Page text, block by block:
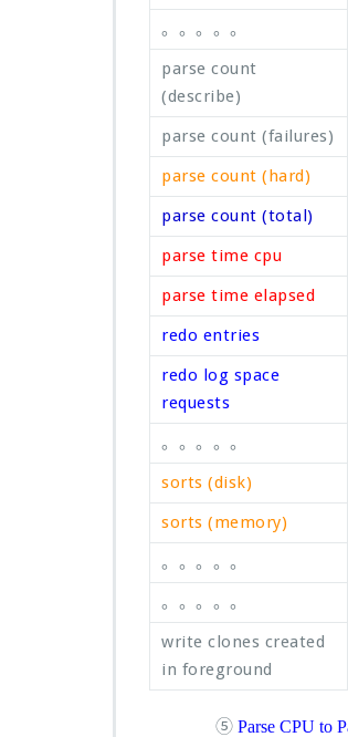
。。。。。
parse count
(describe)
parse count (failures)
parse count (hard)
parse count (total)
parse time cpu
parse time elapsed
redo entries
redo log space
requests
。。。。。
sorts (disk)
sorts (memory)
。。。。。
。。。。。
write clones created
in foreground
⑤ Parse CPU to